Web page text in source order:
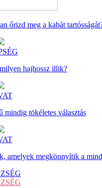
őrizd meg a kabát
hajhossz illik?
mindig tökéletes választás
amelyek megkönnyítik a